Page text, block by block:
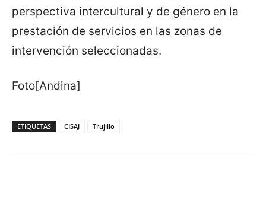
perspectiva intercultural y de género en la
prestación de servicios en las zonas de
intervención seleccionadas.
Foto[Andina]
ETIQUETAS CISAJ Trujillo